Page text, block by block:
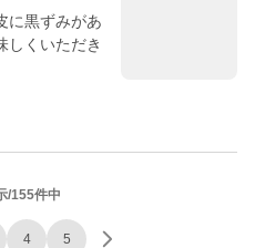
に黒ずみがあ
しくいただき
/155件中
4 5